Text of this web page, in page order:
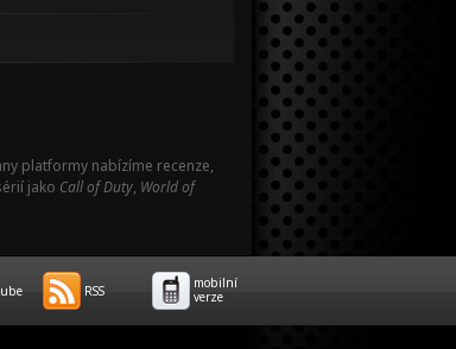
platformy nabízíme recenze,
jako Call of Duty, World of
RSS
mobilní
verze